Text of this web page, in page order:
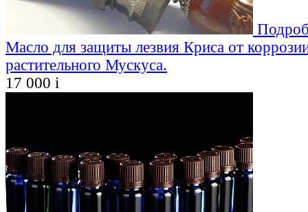
Масло для защиты лезвия Криса от
растительного Мускуса.
17 000 i